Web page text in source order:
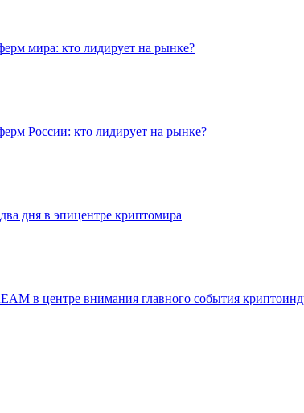
мира: кто лидирует на рынке?
России: кто лидирует на рынке?
дня в эпицентре криптомира
в центре внимания главного события